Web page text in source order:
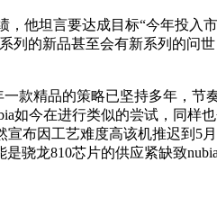
，他坦言要达成目标“今年投入
列的新品甚至会有新系列的问
款精品的策略已坚持多年，节
如今在进行类似的尝试，同样
布因工艺难度高该机推迟到5
骁龙810芯片的供应紧缺致